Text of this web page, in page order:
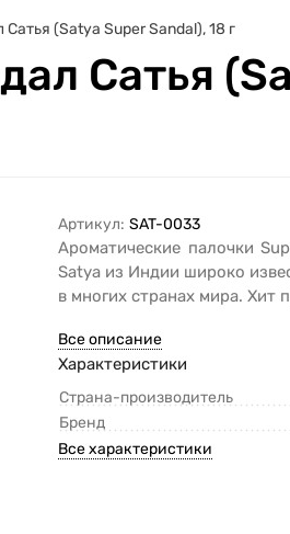
(Satya Super Sandal), 18 г
Сатья
Артикул: SAT-0033
Ароматические палочки
Satya из Индии широко
в многих странах мира. Хит
Все описание
Характеристики
Страна-производитель
Бренд
Все характеристики